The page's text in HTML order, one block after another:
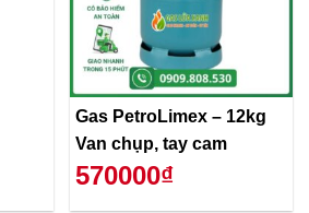
Gas PetroLimex – 12kg
Van chụp, tay cam
570000₫